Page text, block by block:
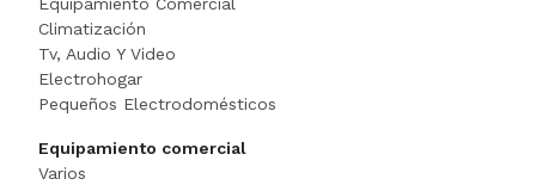
Equipamiento Comercial
Climatización
Tv, Audio Y Video
Electrohogar
Pequeños Electrodomésticos
Equipamiento comercial
Varios
Extractor
FERMENTADORA
Freidora
SOLDADOR
SOPLADOR